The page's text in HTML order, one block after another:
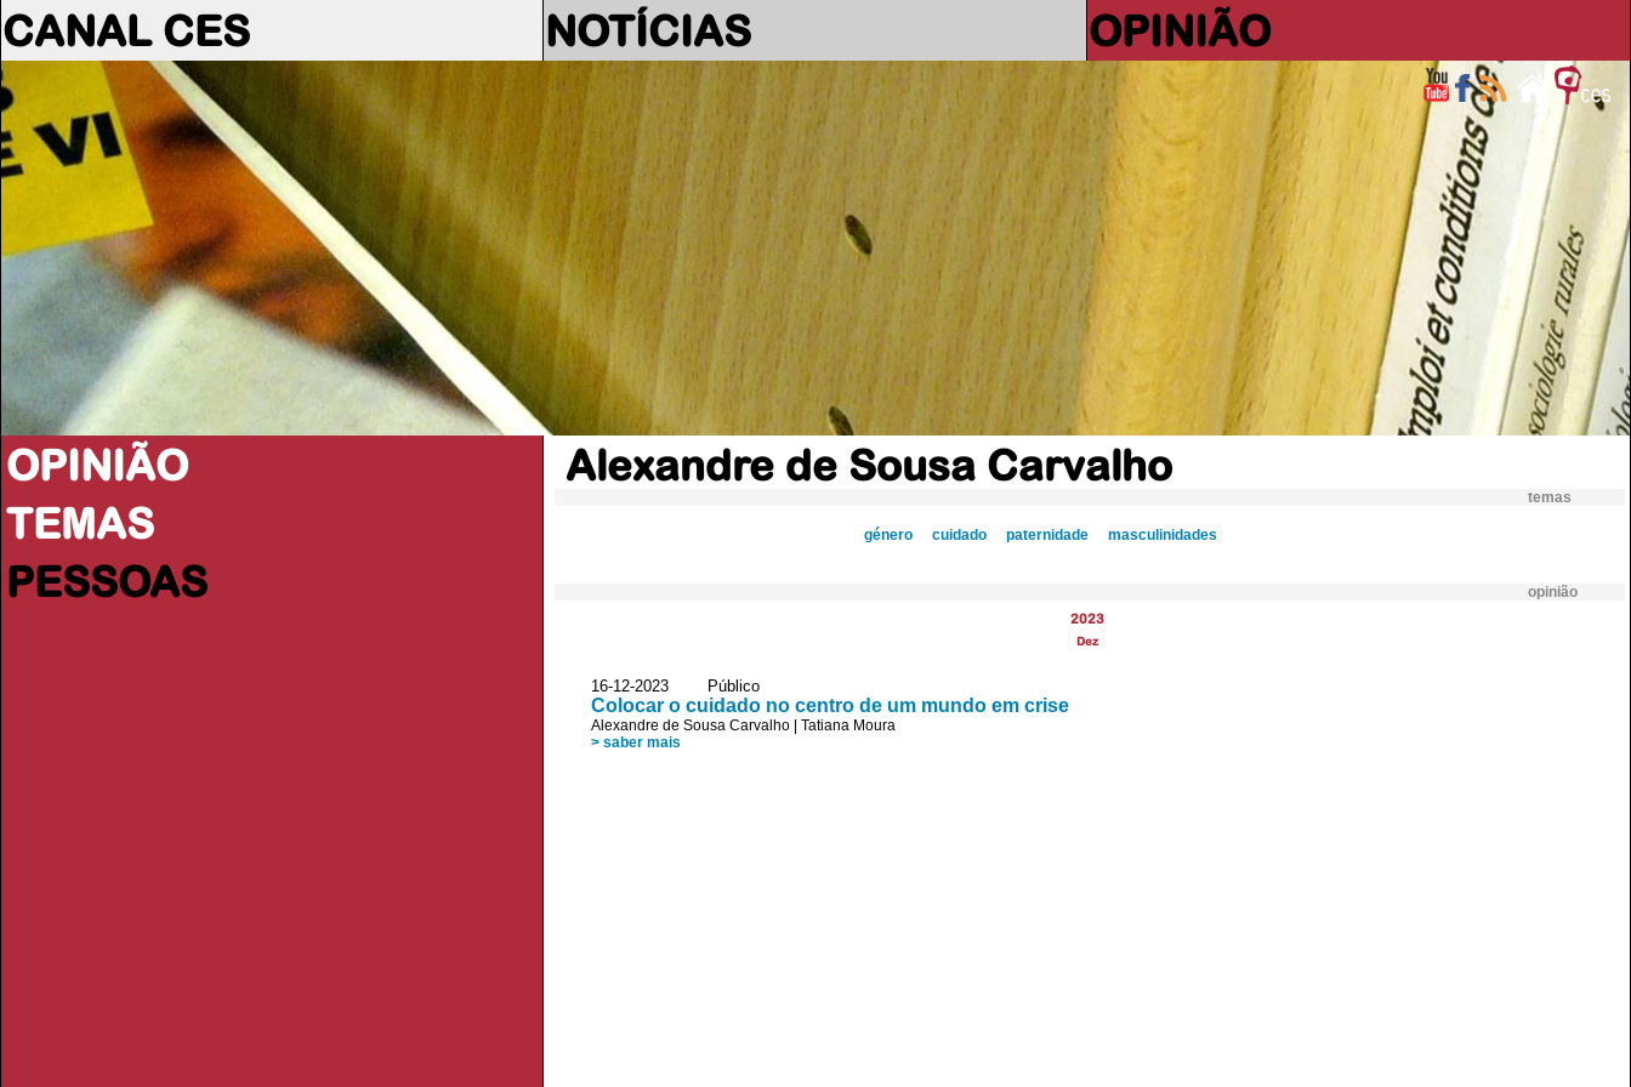
CANAL CES NOTÍCIAS OPINIÃO
OPINIÃO
TEMAS
PESSOAS
Alexandre de Sousa Carvalho
temas
género cuidado paternidade masculinidades
opinião
2023
Dez
16-12-2023 Público
Colocar o cuidado no centro de um mundo em crise
Alexandre de Sousa Carvalho
Tatiana Moura
> saber mais